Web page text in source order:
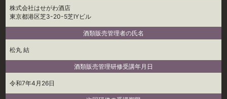
株式会社はせがわ酒店
東京都港区芝3-20-5芝IYビル
酒類販売管理者の氏名
松丸 結
酒類販売管理研修受講年月日
令和7年4月26日